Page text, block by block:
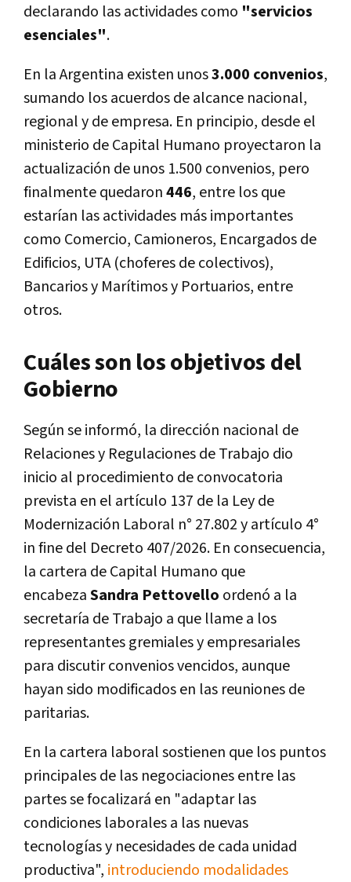
declarando las actividades como "servicios
esenciales".
En la Argentina existen unos3.000 convenios,
sumando los acuerdos de alcance nacional,
regional y de empresa. En principio, desde el
ministerio de Capital Humano proyectaron la
actualización de unos 1.500 convenios, pero
finalmente quedaron446, entre los que
estarían las actividades más importantes
como Comercio, Camioneros, Encargados de
Edificios, UTA (choferes de colectivos),
Bancarios y Marítimos y Portuarios, entre
otros.
Cuáles son los objetivos del
Gobierno
Según se informó, la dirección nacional de
Relaciones y Regulaciones de Trabajo dio
inicio al procedimiento de convocatoria
prevista en el artículo 137 de la Ley de
Modernización Laboral n° 27.802 y artículo 4°
in fine del Decreto 407/2026. En consecuencia,
la cartera de Capital Humano que
encabezaSandra Pettovello ordenó a la
secretaría de Trabajo a que llame a los
representantes gremiales y empresariales
para discutir convenios vencidos, aunque
hayan sido modificados en las reuniones de
paritarias.
En la cartera laboral sostienen que los puntos
principales de las negociaciones entre las
partes se focalizará en "adaptar las
condiciones laborales a las nuevas
tecnologías y necesidades de cada unidad
productiva", introduciendo modalidades